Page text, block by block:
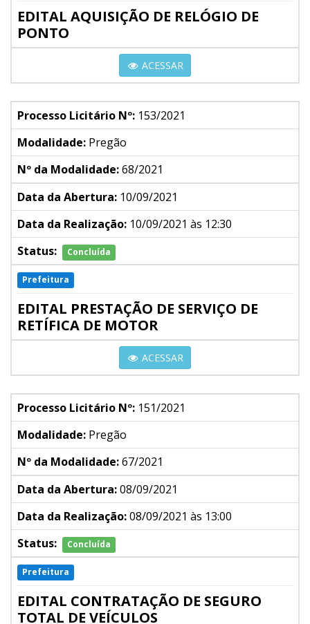
EDITAL AQUISIÇÃO DE RELÓGIO DE
PONTO
ACESSAR
Processo Licitário Nº: 153/2021
Modalidade: Pregão
Nº da Modalidade:68/2021
Data da Abertura: 10/09/2021
Data da Realização: 10/09/2021 às 12:30
Status:
Concluída
Prefeitura
EDITAL PRESTAÇÃO DE SERVIÇO DE
RETÍFICA DE MOTOR
ACESSAR
Processo Licitário Nº: 151/2021
Modalidade: Pregão
Nº da Modalidade:67/2021
Data da Abertura:08/09/2021
Data da Realização:08/09/2021 às 13:00
Status:
Concluída
Prefeitura
EDITAL CONTRATAÇÃO DE SEGURO
TOTAL DE VEÍCULOS